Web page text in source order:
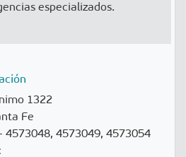
especializados.
1322
Fe
4573048, 4573049, 4573054